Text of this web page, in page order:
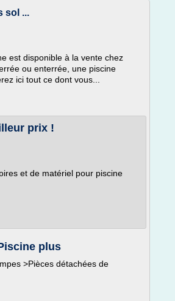
sol ...
est disponible à la vente chez
ou enterrée, une piscine
ici tout ce dont vous...
prix !
et de matériel pour piscine
plus
>Pièces détachées de